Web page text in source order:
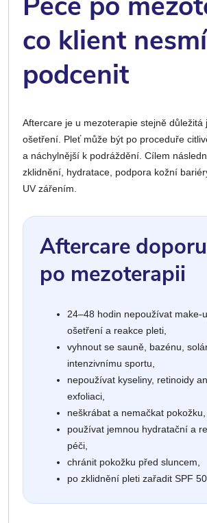
co klient nesmí
podcenit
Aftercare je u mezoterapie stejně důležitá
ošetření. Pleť může být po proceduře
a náchylnější k podráždění. Cílem
zklidnění, hydratace, podpora kožní
UV zářením.
Aftercare
po mezoterapii
24–48 hodin nepoužívat make-
ošetření a reakce pleti,
vyhnout se sauně, bazénu,
intenzivnímu sportu,
nepoužívat kyseliny, retinoidy
exfoliaci,
neškrábat a nemačkat pokožku,
používat jemnou hydratační a
péči,
chránit pokožku před sluncem,
po zklidnění pleti zařadit SPF 50.